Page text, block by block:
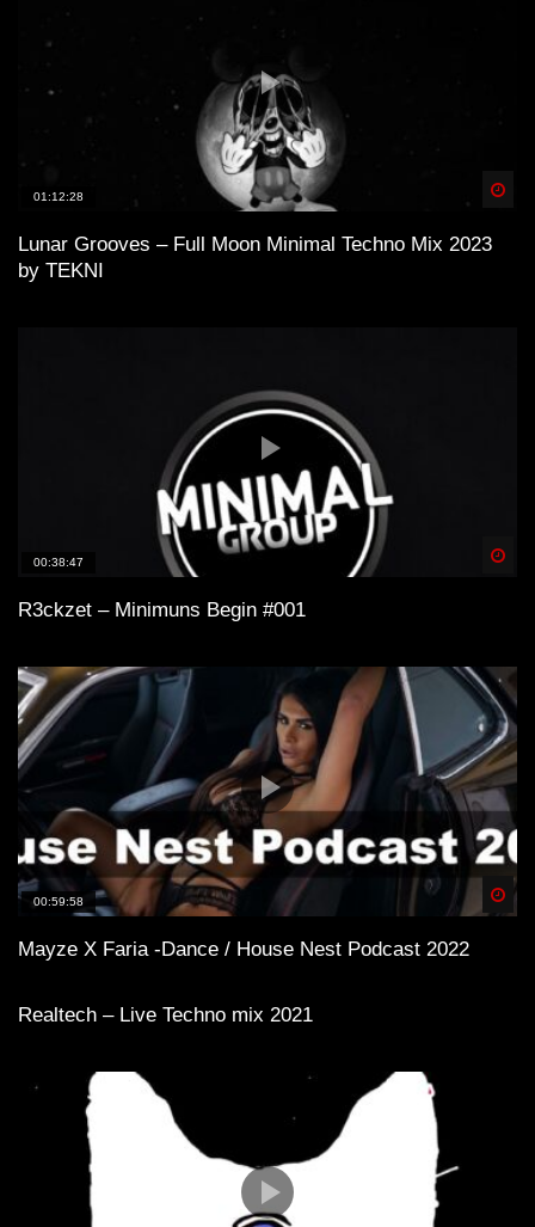
01:12:28
Lunar Grooves – Full Moon Minimal Techno Mix 2023
by TEKNI
00:38:47
R3ckzet – Minimuns Begin #001
00:59:58
Mayze X Faria -Dance / House Nest Podcast 2022
Realtech – Live Techno mix 2021